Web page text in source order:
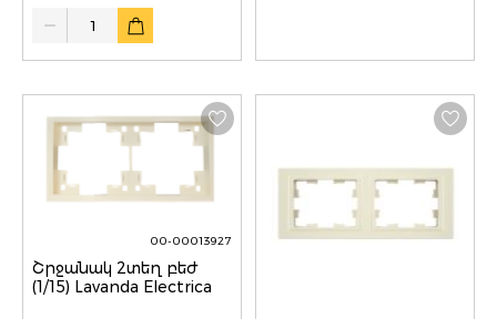
Quantity
00-00013927
Շրջանակ 2տեղ բեժ
(1/15) Lavanda Electrica